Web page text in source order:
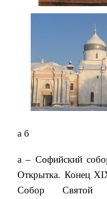
а б
а – Софийский
Открытка. Конец
Собор Святой